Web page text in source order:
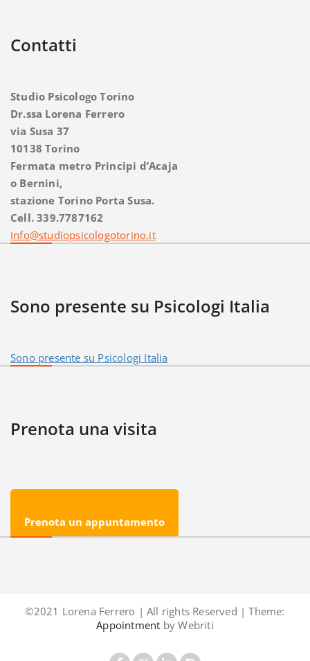
Contatti
Studio Psicologo Torino
Dr.ssa Lorena Ferrero
via Susa 37
10138 Torino
Fermata metro Principi d’Acaja
o Bernini,
stazione Torino Porta Susa.
Cell. 339.7787162
info@studiopsicologotorino.it
Sono presente su Psicologi Italia
Sono presente su Psicologi Italia
Prenota una visita
Prenota un appuntamento
©2021 Lorena Ferrero | All rights Reserved | Theme:
Appointment by Webriti